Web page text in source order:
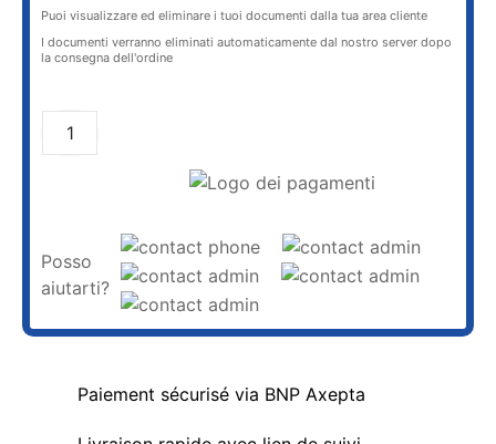
Puoi visualizzare ed eliminare i tuoi documenti dalla tua area cliente
I documenti verranno eliminati automaticamente dal nostro server dopo
la consegna dell'ordine
Posso
aiutarti?
Paiement sécurisé via BNP Axepta